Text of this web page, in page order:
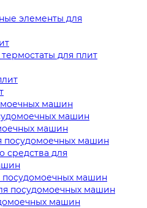
элементы для
для плит
машин
машин
машин
посудомоечных машин
средства для
машин
посудомоечных машин
машин